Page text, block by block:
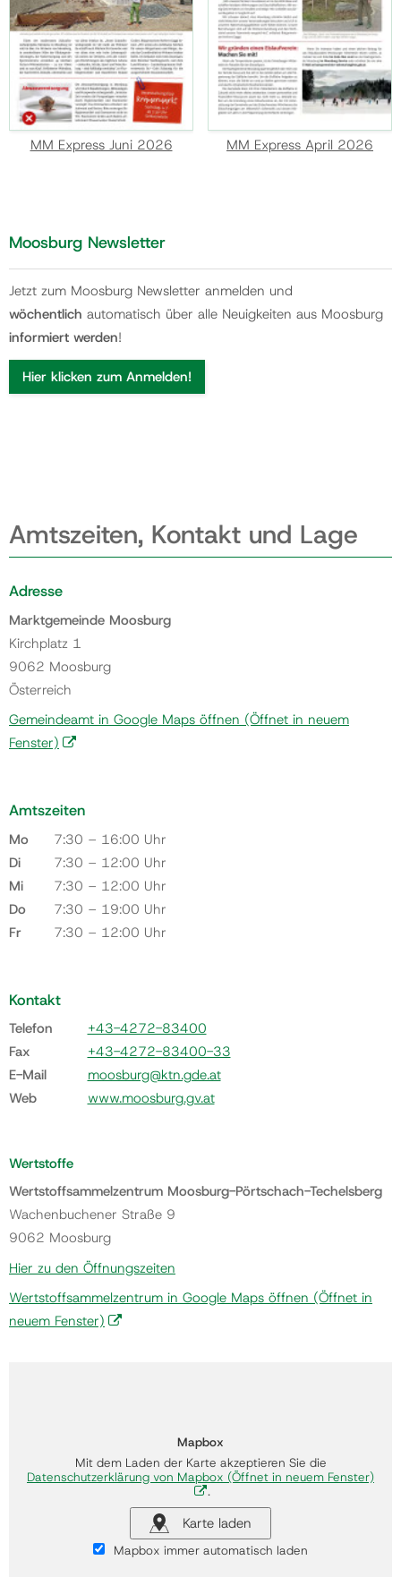
MM Express Juni 2026 MM Express April 2026
Moosburg Newsletter
Jetzt zum Moosburg Newsletter anmelden und
wöchentlich automatisch über alle Neuigkeiten aus Moosburg
informiert werden!
Hier klicken zum Anmelden!
Amtszeiten, Kontakt und Lage
Adresse
Marktgemeinde Moosburg
Kirchplatz 1
9062 Moosburg
Österreich
Gemeindeamt in Google Maps öffnen (Öffnet in neuem
Fenster)
Amtszeiten
Mo
7:30 – 16:00 Uhr
Di
7:30 – 12:00 Uhr
Mi
7:30 – 12:00 Uhr
Do
7:30 – 19:00 Uhr
Fr
7:30 – 12:00 Uhr
Kontakt
Telefon
+43-4272-83400
Fax
+43-4272-83400-33
E-Mail
moosburg@ktn.gde.at
Web
www.moosburg.gv.at
Wertstoffe
Wertstoffsammelzentrum Moosburg-Pörtschach-Techelsberg
Wachenbuchener Straße 9
9062 Moosburg
Hier zu den Öffnungszeiten
Wertstoffsammelzentrum in Google Maps öffnen (Öffnet in
neuem Fenster)
Mapbox
Mit dem Laden der Karte akzeptieren Sie die
Datenschutzerklärung von Mapbox (Öffnet in neuem Fenster)
.
Karte laden
Mapbox immer automatisch laden